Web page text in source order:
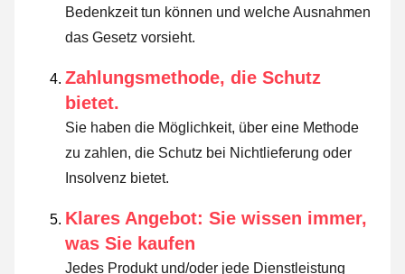
Bedenkzeit tun können und welche Ausnahmen
das Gesetz vorsieht.
Zahlungsmethode, die Schutz
bietet.
Sie haben die Möglichkeit, über eine Methode
zu zahlen, die Schutz bei Nichtlieferung oder
Insolvenz bietet.
Klares Angebot: Sie wissen immer,
was Sie kaufen
Jedes Produkt und/oder jede Dienstleistung